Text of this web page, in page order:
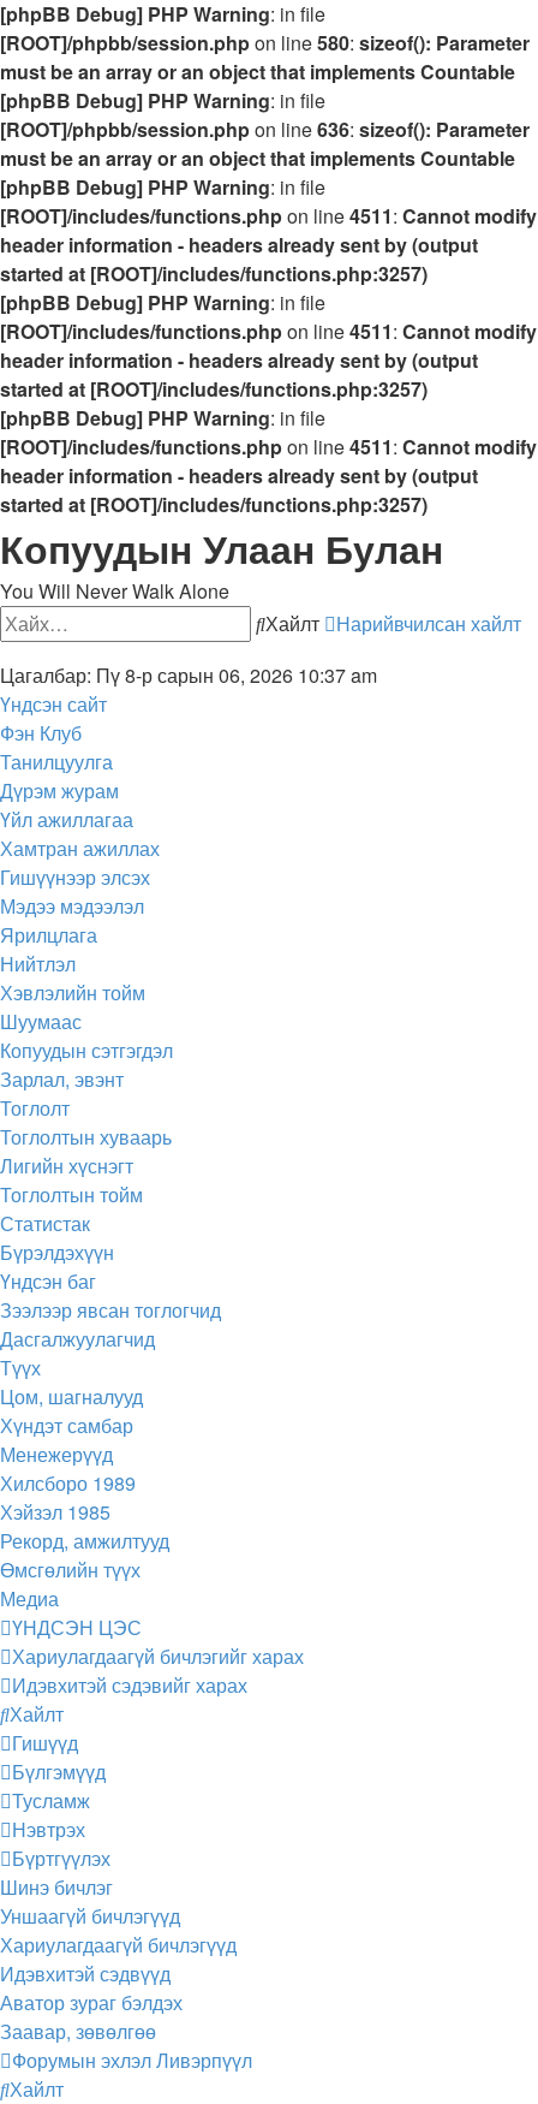
[phpBB Debug] PHP Warning: in file
[ROOT]/phpbb/session.phpon line580: sizeof(): Parameter
must be an array or an object that implements Countable
[phpBB Debug] PHP Warning: in file
[ROOT]/phpbb/session.phpon line636: sizeof(): Parameter
must be an array or an object that implements Countable
[phpBB Debug] PHP Warning: in file
[ROOT]/includes/functions.phpon line4511: Cannot modify
header information - headers already sent by (output
started at [ROOT]/includes/functions.php:3257)
[phpBB Debug] PHP Warning: in file
[ROOT]/includes/functions.phpon line4511: Cannot modify
header information - headers already sent by (output
started at [ROOT]/includes/functions.php:3257)
[phpBB Debug] PHP Warning: in file
[ROOT]/includes/functions.phpon line4511: Cannot modify
header information - headers already sent by (output
started at [ROOT]/includes/functions.php:3257)
Копуудын Улаан Булан
You Will Never Walk Alone
Хайлт
Нарийвчилсан хайлт
Цагалбар: Пү 8-р сарын 06, 2026 10:37 am
Үндсэн сайт
Фэн Клуб
Танилцуулга
Дүрэм журам
Үйл ажиллагаа
Хамтран ажиллах
Гишүүнээр элсэх
Мэдээ мэдээлэл
Ярилцлага
Нийтлэл
Хэвлэлийн тойм
Шуумаас
Копуудын сэтгэгдэл
Зарлал, эвэнт
Тоглолт
Тоглолтын хуваарь
Лигийн хүснэгт
Тоглолтын тойм
Статистак
Бүрэлдэхүүн
Үндсэн баг
Зээлээр явсан тоглогчид
Дасгалжуулагчид
Түүх
Цом, шагналууд
Хүндэт самбар
Менежерүүд
Хилсборо 1989
Хэйзэл 1985
Рекорд, амжилтууд
Өмсгөлийн түүх
Медиа
ҮНДСЭН ЦЭС
Хариулагдаагүй бичлэгийг харах
Идэвхитэй сэдэвийг харах
Хайлт
Гишүүд
Бүлгэмүүд
Тусламж
Нэвтрэх
Бүртгүүлэх
Шинэ бичлэг
Уншаагүй бичлэгүүд
Хариулагдаагүй бичлэгүүд
Идэвхитэй сэдвүүд
Аватор зураг бэлдэх
Заавар, зөвөлгөө
Форумын эхлэлЛивэрпүүл
Хайлт